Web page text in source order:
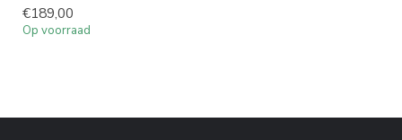
€189,00
Op voorraad